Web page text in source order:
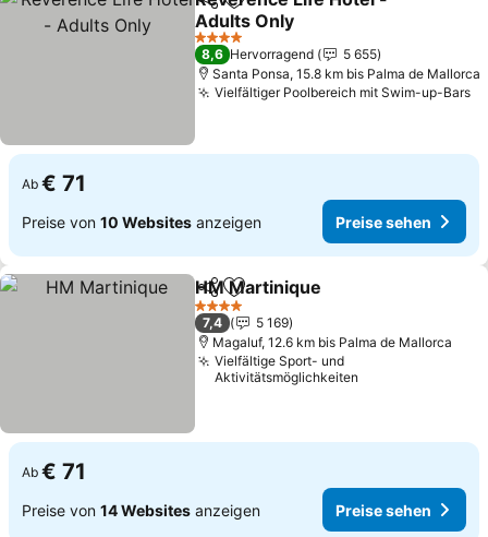
TeilenZu Favoriten hinzufügen
Adults Only
Preise sehen
4 Sterne
8,6 Hervorragend
5 655
Santa Ponsa, 15.8 km bis Palma de Mallorca
Vielfältiger Poolbereich mit Swim-up-Bars
Ab € 71
Preise von 10 Websites anzeigen Preise sehen
TeilenZu Favoriten hinzufügen
HM Martinique
4 Sterne
7,4
5 169
Magaluf, 12.6 km bis Palma de Mallorca
Vielfältige Sport- und
Aktivitätsmöglichkeiten
Ab € 71
Preise von 14 Websites anzeigen Preise sehen